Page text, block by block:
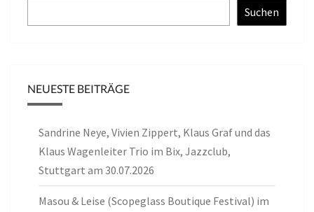
Suchen
NEUESTE BEITRÄGE
Sandrine Neye, Vivien Zippert, Klaus Graf und das
Klaus Wagenleiter Trio im Bix, Jazzclub,
Stuttgart am 30.07.2026
Masou & Leise (Scopeglass Boutique Festival) im